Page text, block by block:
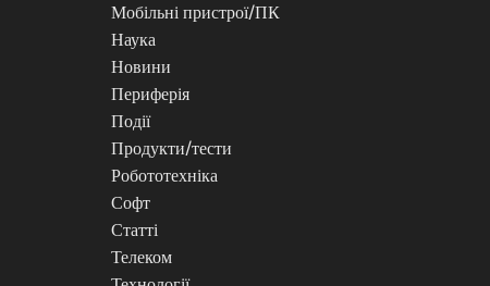
Мобільні пристрої/ПК
Наука
Новини
Периферія
Події
Продукти/тести
Робототехніка
Софт
Статті
Телеком